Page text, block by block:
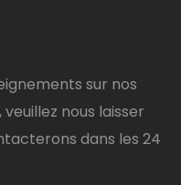
sur nos
nous laisser
dans les 24